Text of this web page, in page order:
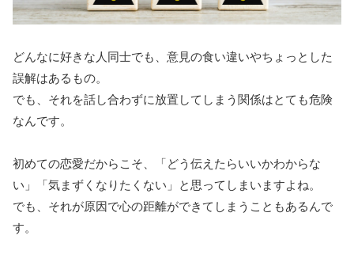
どんなに好きな人同士でも、意見の食い違いやちょっとした
誤解はあるもの。
でも、それを話し合わずに放置してしまう関係はとても危険
なんです。
初めての恋愛だからこそ、「どう伝えたらいいかわからな
い」「気まずくなりたくない」と思ってしまいますよね。
でも、それが原因で心の距離ができてしまうこともあるんで
す。